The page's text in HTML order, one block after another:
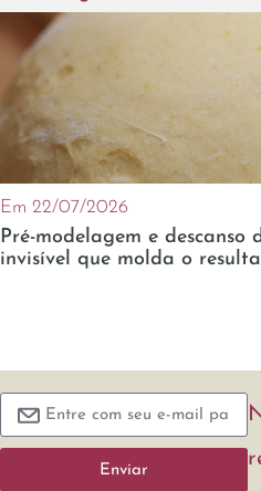
Em 22/07/2026
Pré-modelagem e descanso
invisível que molda o
Enviar